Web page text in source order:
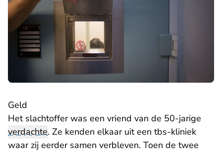
Geld
Het slachtoffer was een vriend van de 50-jarige
verdachte. Ze kenden elkaar uit een tbs-kliniek
waar zij eerder samen verbleven. Toen de twee